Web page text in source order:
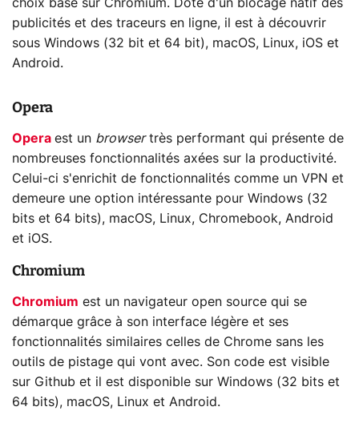
choix basé sur Chromium. Doté d'un blocage natif des
publicités et des traceurs en ligne, il est à découvrir
sous Windows (32 bit et 64 bit), macOS, Linux, iOS et
Android.
Opera
Opera est un browsertrès performant qui présente de
nombreuses fonctionnalités axées sur la productivité.
Celui-ci s'enrichit de fonctionnalités comme un VPN et
demeure une option intéressante pour Windows (32
bits et 64 bits), macOS, Linux, Chromebook, Android
et iOS.
Chromium
Chromium est un navigateur open source qui se
démarque grâce à son interface légère et ses
fonctionnalités similaires celles de Chrome sans les
outils de pistage qui vont avec. Son code est visible
sur Github et il est disponible sur Windows (32 bits et
64 bits), macOS, Linux et Android.